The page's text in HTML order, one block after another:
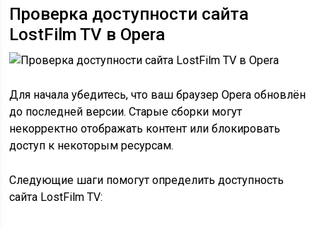
Проверка доступности сайта
LostFilm TV в Opera
Для начала убедитесь, что ваш браузер Opera обновлён
до последней версии. Старые сборки могут
некорректно отображать контент или блокировать
доступ к некоторым ресурсам.
Следующие шаги помогут определить доступность
сайта LostFilm TV: